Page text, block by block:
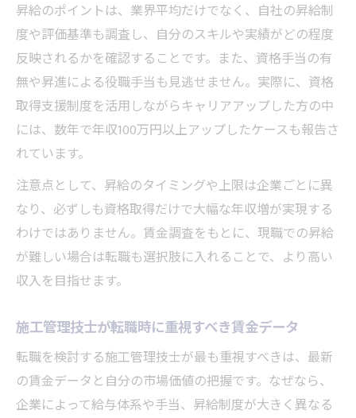
昇給のポイントは、業界平均だけでなく、自社の昇給制
度や評価基準も調査し、自分のスキルや実績がどの程度
反映されるかを確認することです。また、資格手当の有
無や昇進による役職手当も見逃せません。実際に、資格
取得支援制度を活用しながらキャリアアップした方の中
には、数年で年収100万円以上アップしたケースも報告さ
れています。
注意点として、昇給のタイミングや上限は企業ごとに異
なり、必ずしも資格取得だけで大幅な年収増が実現する
わけではありません。賃金調査をもとに、現職での昇給
が難しい場合は転職も選択肢に入れることで、より高い
収入を目指せます。
施工管理技士が転職時に重視すべき賃金データ
転職を検討する施工管理技士が最も重視すべきは、最新
の賃金データと自分の市場価値の把握です。なぜなら、
企業によって給与体系や手当、昇給制度が大きく異なる